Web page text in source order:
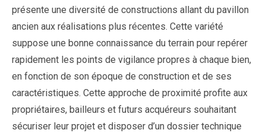
présente une diversité de constructions allant du pavillon
ancien aux réalisations plus récentes. Cette variété
suppose une bonne connaissance du terrain pour repérer
rapidement les points de vigilance propres à chaque bien,
en fonction de son époque de construction et de ses
caractéristiques. Cette approche de proximité profite aux
propriétaires, bailleurs et futurs acquéreurs souhaitant
sécuriser leur projet et disposer d’un dossier technique